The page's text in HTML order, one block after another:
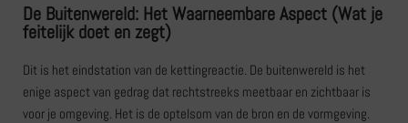
De Buitenwereld: Het Waarneembare Aspect (Wat je
feitelijk doet en zegt)
Dit is het eindstation van de kettingreactie. De buitenwereld is het
enige aspect van gedrag dat rechtstreeks meetbaar en zichtbaar is
voor je omgeving. Het is de optelsom van de bron en de vormgeving.